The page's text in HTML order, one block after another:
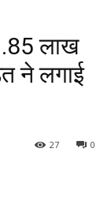
लाख
ने लगाई
0
27